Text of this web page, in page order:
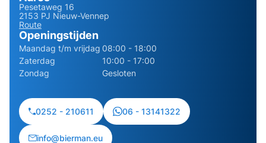
Pesetaweg 16
2153 PJ Nieuw-Vennep
Route
Openingstijden
Maandag t/m vrijdag 08:00 - 18:00
Zaterdag
10:00 - 17:00
Zondag
Gesloten
0252 - 210611 06 - 13141322
info@bierman.eu